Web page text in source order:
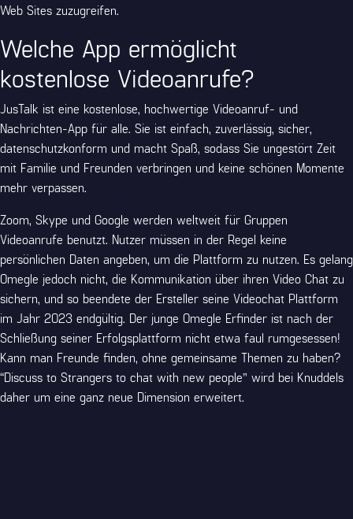
Web Sites zuzugreifen.
Welche App ermöglicht
kostenlose Videoanrufe?
JusTalk ist eine kostenlose, hochwertige Videoanruf- und
Nachrichten-App für alle. Sie ist einfach, zuverlässig, sicher,
datenschutzkonform und macht Spaß, sodass Sie ungestört Zeit
mit Familie und Freunden verbringen und keine schönen Momente
mehr verpassen.
Zoom, Skype und Google werden weltweit für Gruppen
Videoanrufe benutzt. Nutzer müssen in der Regel keine
persönlichen Daten angeben, um die Plattform zu nutzen. Es gelang
Omegle jedoch nicht, die Kommunikation über ihren Video Chat zu
sichern, und so beendete der Ersteller seine Videochat Plattform
im Jahr 2023 endgültig. Der junge Omegle Erfinder ist nach der
Schließung seiner Erfolgsplattform nicht etwa faul rumgesessen!
Kann man Freunde finden, ohne gemeinsame Themen zu haben?
“Discuss to Strangers to chat with new people” wird bei Knuddels
daher um eine ganz neue Dimension erweitert.